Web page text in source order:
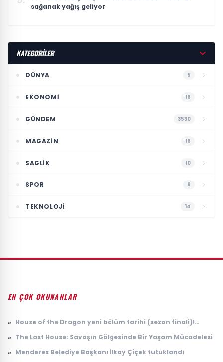
sağanak yağış geliyor
KATEGORİLER
DÜNYA 5
EKONOMI 16
GÜNDEM 3530
MAGAZIN 16
SAGLIK 10
SPOR 9
TEKNOLOJI 14
EN ÇOK OKUNANLAR
» House of the Dragon yeni bölüm tarihi (sezon finali)!
yayınlanacak?
» The Last House: Savaşın Gölgesinde Bir Yaşam Mücadelesi
» Menderes Belediye Başkanı İlkay Çiçek tutuklandı